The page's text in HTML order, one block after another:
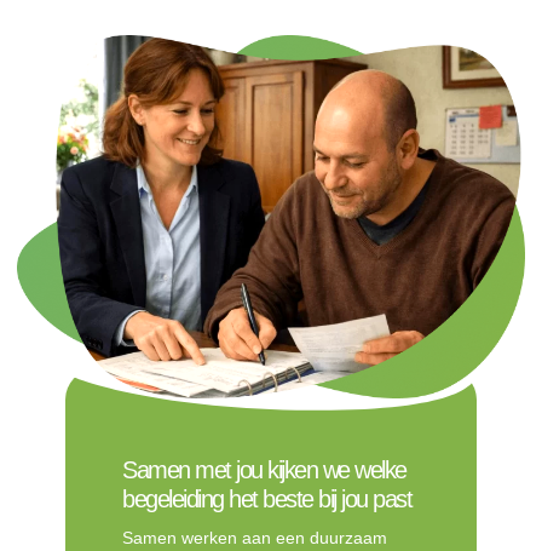
Samen met jou kijken we welke
begeleiding het beste bij jou past
Samen werken aan een duurzaam